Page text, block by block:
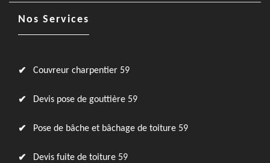
Nos Services
Couvreur charpentier 59
Devis pose de gouttière 59
Pose de bâche et bâchage de toiture 59
Devis fuite de toiture 59